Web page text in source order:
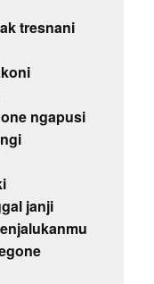
tresnani
ngapusi
janji